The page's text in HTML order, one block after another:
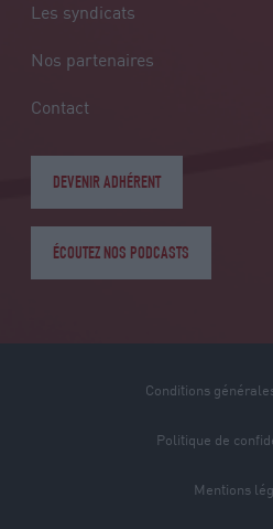
Les syndicats
Nos partenaires
Contact
DEVENIR ADHÉRENT
ÉCOUTEZ NOS PODCASTS
Conditions
Politique de
Mentions